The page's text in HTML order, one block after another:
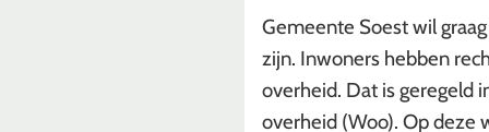
Gemeente Soest wil
zijn. Inwoners hebben
overheid. Dat is geregeld
overheid (Woo). Op deze